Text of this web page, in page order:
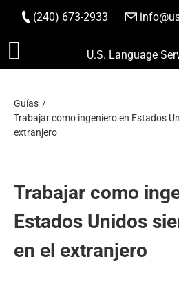
Saltar
(240) 673-2933
U.S. Language
Guías
Trabajar como ingeniero en Estados
extranjero
Trabajar como
Estados Unidos
en el extranjero